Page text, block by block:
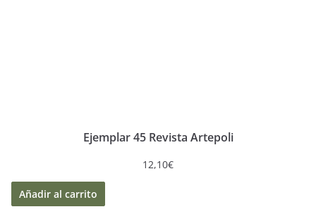
Ejemplar 45 Revista Artepoli
12,10€
Añadir al carrito